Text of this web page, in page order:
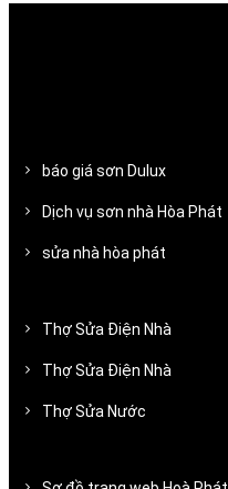
báo giá sơn Dulux
Dịch vụ sơn nhà Hòa Phát
sửa nhà hòa phát
Thợ Sửa Điện Nhà
Thợ Sửa Điện Nhà
Thợ Sửa Nước